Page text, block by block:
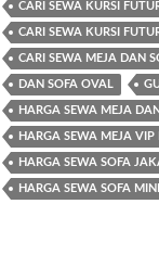
CARI SEWA KURSI
CARI SEWA KURSI
CARI SEWA MEJA DAN
DAN SOFA OVAL
HARGA SEWA MEJA
HARGA SEWA MEJA
HARGA SEWA SOFA
HARGA SEWA SOFA